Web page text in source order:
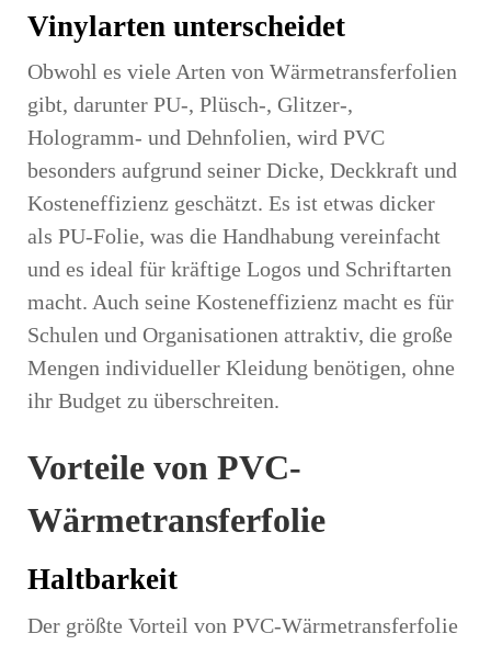
Vinylarten unterscheidet
Obwohl es viele Arten von Wärmetransferfolien
gibt, darunter PU-, Plüsch-, Glitzer-,
Hologramm- und Dehnfolien, wird PVC
besonders aufgrund seiner Dicke, Deckkraft und
Kosteneffizienz geschätzt. Es ist etwas dicker
als PU-Folie, was die Handhabung vereinfacht
und es ideal für kräftige Logos und Schriftarten
macht. Auch seine Kosteneffizienz macht es für
Schulen und Organisationen attraktiv, die große
Mengen individueller Kleidung benötigen, ohne
ihr Budget zu überschreiten.
Vorteile von PVC-
Wärmetransferfolie
Haltbarkeit
Der größte Vorteil von PVC-Wärmetransferfolie